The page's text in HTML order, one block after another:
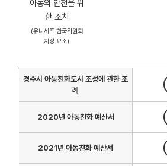
아동의 안전을 위
한 조치
(유니세프 한국위원회
지정 요소)
파
별
경주시 아동친화도시 조성에 관한 조
례
2020년 아동친화 예산서
2021년 아동친화 예산서